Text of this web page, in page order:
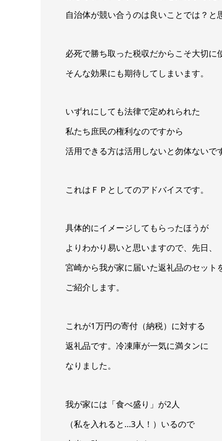
自治体が競い合うのは良いことでは？と
必死で勝ち取った税収だからこそ大切に
そんな効果にも期待してしまいます。
いずれにしても法律で定めれられた
私たち庶民の権利なのですから
活用できる方は活用しないと勿体ないで
これはＦＰとしてのアドバイスです。
具体的にイメージしてもらったほうが
よりわかり易いと思いますので、先日、
宮崎から我が家に届いた返礼品のセット
ご紹介します。
これが1万円の寄付（納税）に対する
返礼品です。冷凍庫が一気に満タンに
なりました。
我が家には「食べ盛り」が2人
（私を入れると…3人！）いるので